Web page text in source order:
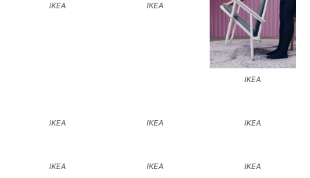
IKEA IKEA
IKEA
IKEA IKEA IKEA
IKEA IKEA IKEA